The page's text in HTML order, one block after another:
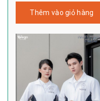
Thêm vào giỏ hàng